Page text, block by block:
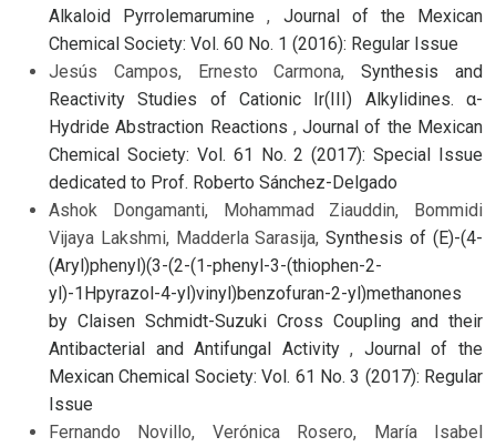
Alkaloid Pyrrolemarumine, Journal of the Mexican
Chemical Society: Vol. 60 No. 1 (2016): Regular Issue
Jesús Campos, Ernesto Carmona,Synthesis and
Reactivity Studies of Cationic Ir(III) Alkylidines. α-
Hydride Abstraction Reactions ,Journal of the Mexican
Chemical Society: Vol. 61 No. 2 (2017): Special Issue
dedicated to Prof. Roberto Sánchez-Delgado
Ashok Dongamanti, Mohammad Ziauddin, Bommidi
Vijaya Lakshmi, Madderla Sarasija,Synthesis of (E)-(4-
(Aryl)phenyl)(3-(2-(1-phenyl-3-(thiophen-2-
yl)-1Hpyrazol-4-yl)vinyl)benzofuran-2-yl)methanones
by Claisen Schmidt-Suzuki Cross Coupling and their
Antibacterial and Antifungal Activity, Journal of the
Mexican Chemical Society: Vol. 61 No. 3 (2017): Regular
Issue
Fernando Novillo, Verónica Rosero, María Isabel